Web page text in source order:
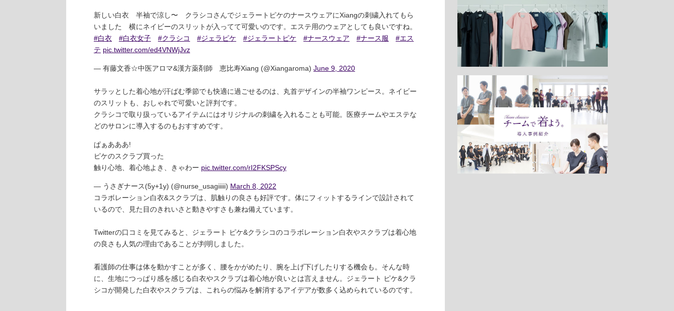
新しい白衣 半袖で涼し〜 クラシコさんでジェラートピケのナースウェアにXiangの刺繍入れてもら
いました 横にネイビーのスリットが入ってて可愛いのです。エステ用のウェアとしても良いですね。
#白衣
#白衣女子 #クラシコ #ジェラピケ #ジェラートピケ #ナースウェア #ナース服
#エス
テ pic.twitter.com/ed4VNWjJvz
— 有藤文香☆中医アロマ&漢方薬剤師 恵比寿Xiang (@Xiangaroma) June 9, 2020
サラッとした着心地が汗ばむ季節でも快適に過ごせるのは、丸首デザインの半袖ワンピース。ネイビー
のスリットも、おしゃれで可愛いと評判です。
クラシコで取り扱っているアイテムにはオリジナルの刺繍を入れることも可能。医療チームやエステな
どのサロンに導入するのもおすすめです。
ぱぁあああ!
ピケのスクラブ買った
触り心地、着心地よき、きゃわー pic.twitter.com/rI2FKSPScy
— うさぎナース(5y+1y) (@nurse_usagiiiii) March 8, 2022
コラボレーション白衣&スクラブは、肌触りの良さも好評です。体にフィットするラインで設計されて
いるので、見た目のきれいさと動きやすさも兼ね備えています。
Twitterの口コミを見てみると、ジェラート ピケ&クラシコのコラボレーション白衣やスクラブは着心地
の良さも人気の理由であることが判明しました。
看護師の仕事は体を動かすことが多く、腰をかがめたり、腕を上げ下げしたりする機会も。そんな時
に、生地につっぱり感を感じる白衣やスクラブは着心地が良いとは言えません。ジェラート ピケ&クラ
シコが開発した白衣やスクラブは、これらの悩みを解消するアイデアが数多く込められているのです。